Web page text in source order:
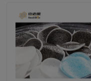
プロダクト
私達について